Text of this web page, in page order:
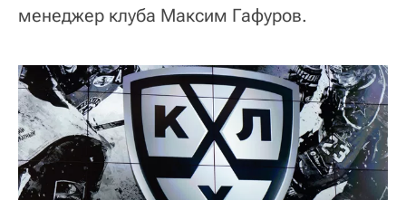
менеджер клуба Максим Гафуров.